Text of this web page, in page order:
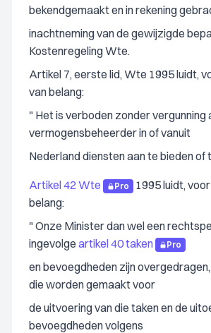
bekendgemaakt en in rekening
inachtneming van de gewijzigde
Kostenregeling Wte.
Artikel 7, eerste lid, Wte 1995 luidt,
van belang:
" Het is verboden zonder vergunning
vermogensbeheerder in of vanuit
Nederland diensten aan te bieden of
Artikel 42 Wte Pro
1995 luidt,
belang:
" Onze Minister dan wel een
ingevolge artikel 40 taken Pro
en bevoegdheden zijn
die worden gemaakt voor
de uitvoering van die taken en de
bevoegdheden volgens